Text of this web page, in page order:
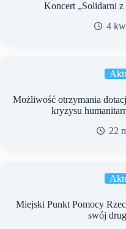
Koncert „Solidarni
4
Możliwość otrzymania
kryzysu
22
Miejski Punkt Pomocy
swój